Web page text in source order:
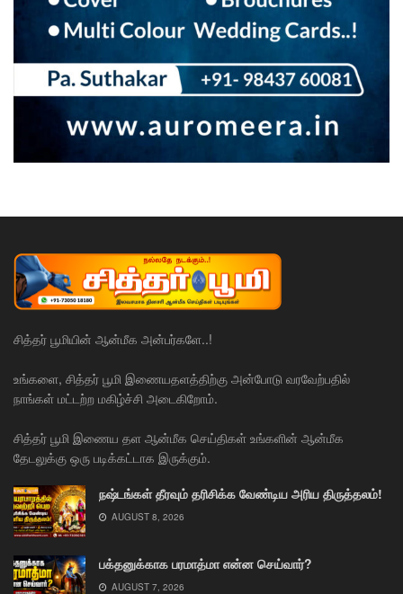
சித்தர் பூமியின் ஆன்மீக அன்பர்களே..!
உங்களை, சித்தர் பூமி இணையதளத்திற்கு அன்போடு வரவேற்பதில்
நாங்கள் மட்டற்ற மகிழ்ச்சி அடைகிறோம்.
சித்தர் பூமி இணைய தள ஆன்மீக செய்திகள் உங்களின் ஆன்மீக
தேடலுக்கு ஒரு படிக்கட்டாக இருக்கும்.
நஷ்டங்கள் தீரவும் தரிசிக்க வேண்டிய அரிய திருத்தலம்!
AUGUST 8, 2026
பக்தனுக்காக பரமாத்மா என்ன செய்வார்?
AUGUST 7, 2026